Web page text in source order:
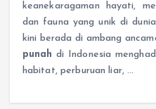
keanekaragaman hayati,
dan fauna yang unik di
kini berada di ambang
punah di Indonesia
habitat, perburuan liar, …